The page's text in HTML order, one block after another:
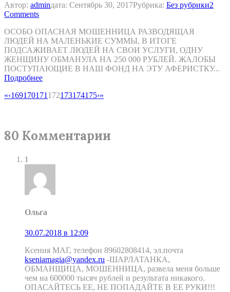
Автор: adminдата: Сентябрь 30, 2017Рубрика: Без рубрики2
Comments
ОСОБО ОПАСНАЯ МОШЕННИЦА РАЗВОДЯЩАЯ
ЛЮДЕЙ НА МАЛЕНЬКИЕ СУММЫ, В ИТОГЕ
ПОДСАЖИВАЕТ ЛЮДЕЙ НА СВОИ УСЛУГИ, ОДНУ
ЖЕНЩИНУ ОБМАНУЛА НА 250 000 РУБЛЕЙ. ЖАЛОБЫ
ПОСТУПАЮЩИЕ В НАШ ФОНД НА ЭТУ АФЕРИСТКУ...
Подробнее
«‹169170171 172173174175›»
80 Комментарии
1
Ольга
30.07.2018 в 12:09
Ксения МАГ, телефон 89602808414, эл.почта
kseniamagia@yandex.ru -ШАРЛАТАНКА,
ОБМАНЩИЦА, МОШЕННИЦА, развела меня больше
чем на 600000 тысяч рублей и результата никакого.
ОПАСАЙТЕСЬ ЕЕ, НЕ ПОПАДАЙТЕ В ЕЕ РУКИ!!!